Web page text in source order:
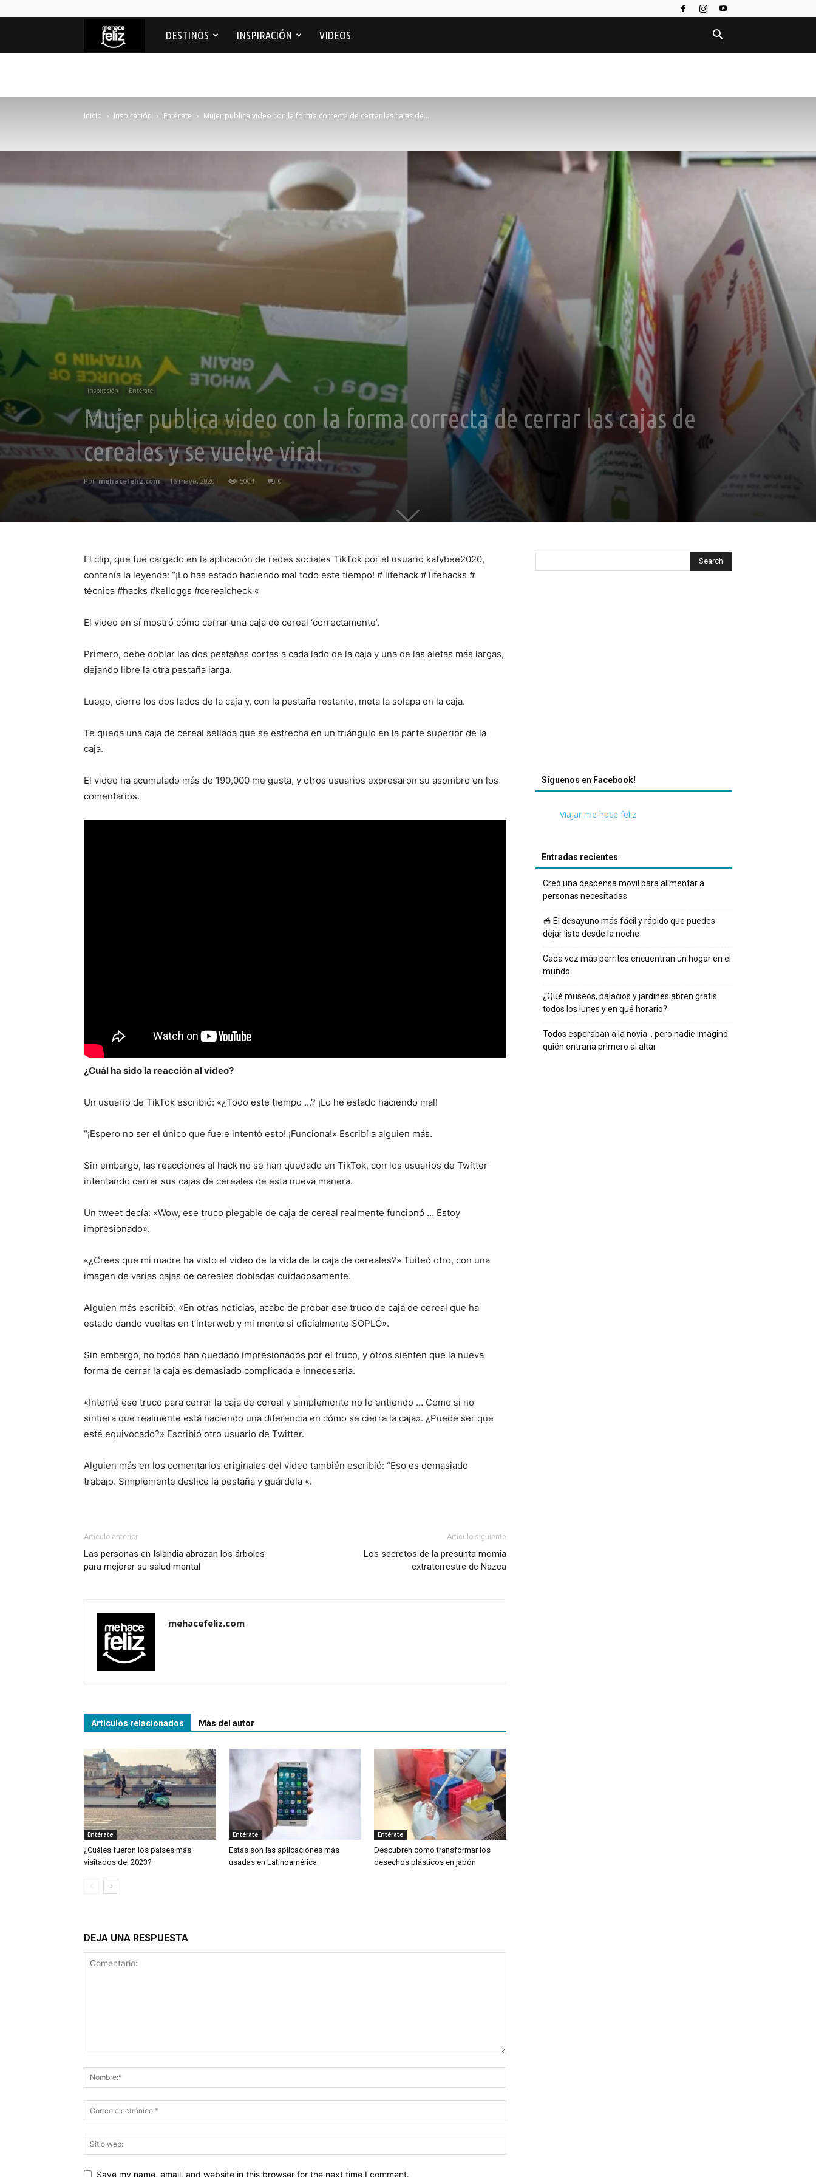
MeDESTINOS INSPIRACIÓN VIDEOS
Inicio Inspiración Entérate Mujer publica video con la forma correcta de cerrar las cajas de...
Inspiración Entérate
Mujer publica video con la forma correcta de cerrar las cajas de
cereales y se vuelve viral
Por mehacefeliz.com - 16 mayo, 2020 5004 0
El clip, que fue cargado en la aplicación de redes sociales TikTok por el usuario katybee2020,
contenía la leyenda: “¡Lo has estado haciendo mal todo este tiempo! # lifehack # lifehacks #
técnica #hacks #kelloggs #cerealcheck «
El video en sí mostró cómo cerrar una caja de cereal ‘correctamente’.
Primero, debe doblar las dos pestañas cortas a cada lado de la caja y una de las aletas más largas,
dejando libre la otra pestaña larga.
Luego, cierre los dos lados de la caja y, con la pestaña restante, meta la solapa en la caja.
Te queda una caja de cereal sellada que se estrecha en un triángulo en la parte superior de la
caja.
El video ha acumulado más de 190,000 me gusta, y otros usuarios expresaron su asombro en los
comentarios.
¿Cuál ha sido la reacción al video?
Un usuario de TikTok escribió: «¿Todo este tiempo …? ¡Lo he estado haciendo mal!
“¡Espero no ser el único que fue e intentó esto! ¡Funciona!» Escribí a alguien más.
Sin embargo, las reacciones al hack no se han quedado en TikTok, con los usuarios de Twitter
intentando cerrar sus cajas de cereales de esta nueva manera.
Un tweet decía: «Wow, ese truco plegable de caja de cereal realmente funcionó … Estoy
impresionado».
«¿Crees que mi madre ha visto el video de la vida de la caja de cereales?» Tuiteó otro, con una
imagen de varias cajas de cereales dobladas cuidadosamente.
Alguien más escribió: «En otras noticias, acabo de probar ese truco de caja de cereal que ha
estado dando vueltas en t’interweb y mi mente si oficialmente SOPLÓ».
Sin embargo, no todos han quedado impresionados por el truco, y otros sienten que la nueva
forma de cerrar la caja es demasiado complicada e innecesaria.
«Intenté ese truco para cerrar la caja de cereal y simplemente no lo entiendo … Como si no
sintiera que realmente está haciendo una diferencia en cómo se cierra la caja». ¿Puede ser que
esté equivocado?» Escribió otro usuario de Twitter.
Alguien más en los comentarios originales del video también escribió: “Eso es demasiado
trabajo. Simplemente deslice la pestaña y guárdela «.
Artículo anterior
Las personas en Islandia abrazan los árboles
para mejorar su salud mental
Artículo siguiente
Los secretos de la presunta momia
extraterrestre de Nazca
mehacefeliz.com
Artículos relacionados Más del autor
Entérate
¿Cuáles fueron los países más
visitados del 2023?
Entérate
Estas son las aplicaciones más
usadas en Latinoamérica
Entérate
Descubren como transformar los
desechos plásticos en jabón
DEJA UNA RESPUESTA
Save my name, email, and website in this browser for the next time I comment.
Síguenos en Facebook!
Viajar me hace feliz
Entradas recientes
Creó una despensa movil para alimentar a
personas necesitadas
🥣 El desayuno más fácil y rápido que puedes
dejar listo desde la noche
Cada vez más perritos encuentran un hogar en el
mundo
¿Qué museos, palacios y jardines abren gratis
todos los lunes y en qué horario?
Todos esperaban a la novia… pero nadie imaginó
quién entraría primero al altar